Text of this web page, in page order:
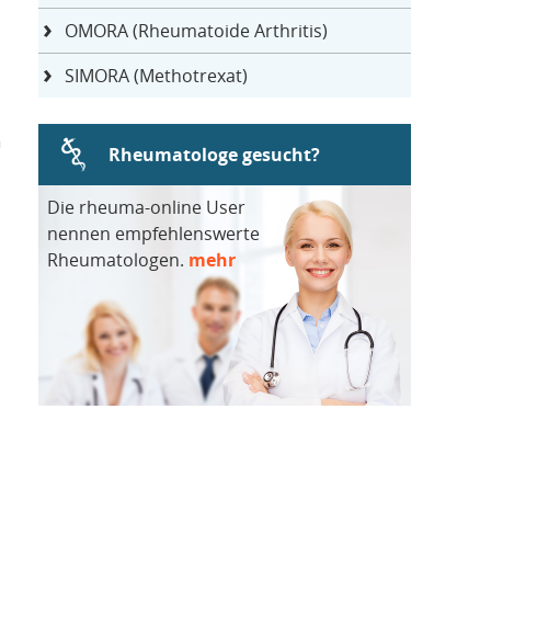
OMORA (Rheumatoide Arthritis)
SIMORA (Methotrexat)
Rheumatologe gesucht?
Die rheuma-online User
nennen empfehlenswerte
Rheumatologen. mehr